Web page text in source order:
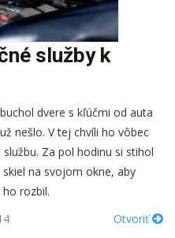
služby k
dvere s kľúčmi od auta
nešlo. V tej chvíli ho vôbec
Za pol hodinu si stihol
na svojom okne, aby
rozbil.
Otvoriť